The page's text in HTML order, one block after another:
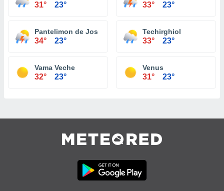
31° 23° 33° 23°
Pantelimon de Jos
34° 23°
Techirghiol
33° 23°
Vama Veche
32° 23°
Venus
31° 23°